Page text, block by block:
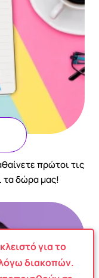
πρώτοι τις
τα δώρα μας!
για το
διακοπών.